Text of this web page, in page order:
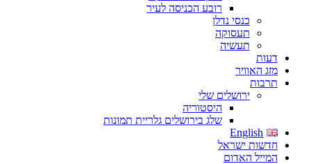
רובע הכניסה לעיר
כנסי נדלן
תעסוקה
תעשיה
דעות
מזג האוויר
תרבות
ירושלים שלי
היסטוריה
שלג בירושלים גלריית תמונות
English
חדשות ישראל
המייל האדום